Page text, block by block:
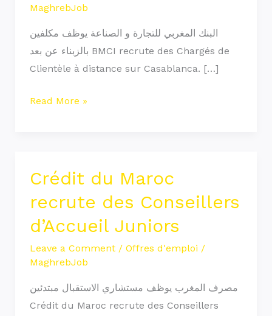
MaghrebJob
البنك المغربي للتجارة و الصناعة يوظف مكلفين
بالزبناء عن بعد BMCI recrute des Chargés de
Clientèle à distance sur Casablanca. […]
Clientèle
Read More »
Crédit du Maroc
recrute des Conseillers
d’Accueil Juniors
Leave a Comment / Offres d'emploi /
MaghrebJob
مصرف المغرب يوظف مستشاري الاستقبال مبتدئين
Crédit du Maroc recrute des Conseillers
Crédit
Maroc
recrute
des
Conseillers